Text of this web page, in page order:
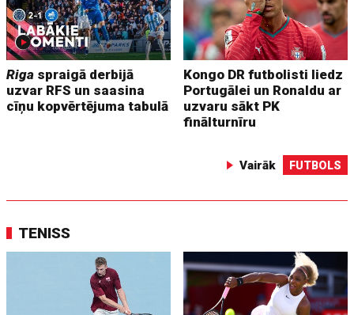
Riga spraigā derbijā
uzvar RFS un saasina
cīņu kopvērtējuma tabulā
Kongo DR futbolisti liedz
Portugālei un Ronaldu ar
uzvaru sākt PK
finālturnīru
Vairāk FUTBOLS
TENISS